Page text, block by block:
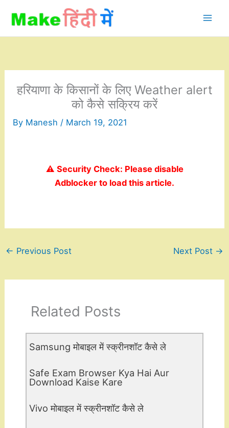
content
हरियाणा के किसानों के लिए Weather alert
को कैसे सक्रिय करें
By Manesh / March 19, 2021
⚠️ Security Check: Please disable
Adblocker to load this article.
← Previous Post Next Post →
Related Posts
Samsung मोबाइल में स्क्रीनशॉट कैसे ले
Safe Exam Browser Kya Hai Aur
Download Kaise Kare
Vivo मोबाइल में स्क्रीनशॉट कैसे ले